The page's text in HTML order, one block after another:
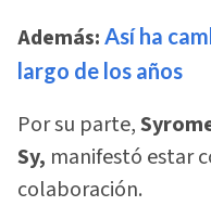
Además: Así ha
largo de los años
Por su parte,
Sy, manifestó estar
colaboración.